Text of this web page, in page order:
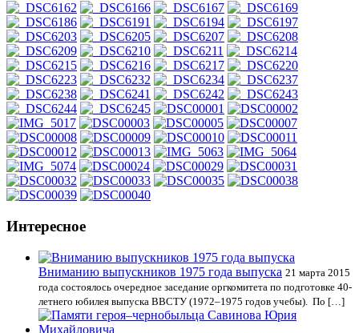
Интересное
Вниманию выпускников 1975 года выпуска 21 марта 2015
года состоялось очередное заседание оргкомитета по подготовке 40-
летнего юбилея выпуска ВВСТУ (1972–1975 годов учебы). По […]